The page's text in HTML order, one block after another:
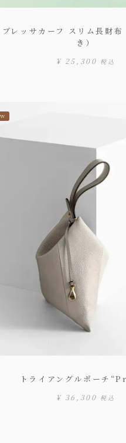
ブレッサカーフ スリム長財布
き）
¥ 25,300 税込
トライアングルポーチ
¥ 36,300 税込